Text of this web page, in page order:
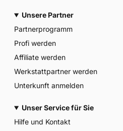
Unsere Partner
Partnerprogramm
Profi werden
Affiliate werden
Werkstattpartner werden
Unterkunft anmelden
Unser Service für Sie
Hilfe und Kontakt